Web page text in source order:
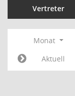
Vertreter
Monat
Aktuell